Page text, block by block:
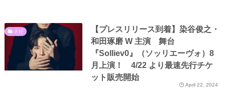
さ行
【プレスリリース到着】染谷俊之・
和田琢磨 W 主演 舞台
『Solliev0』（ソッリエーヴォ）8
月上演！ 4/22 より最速先行チケ
ット販売開始
April 22, 2024